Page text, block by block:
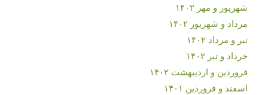
شهریور و مهر ۱۴۰۲
مرداد و شهریور ۱۴۰۲
تیر و مرداد ۱۴۰۲
خرداد و تیر ۱۴۰۲
فروردین و اردیبهشت ۱۴۰۲
اسفند و فروردین ۱۴۰۱